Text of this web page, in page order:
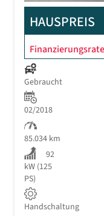
HAUSPREIS
Finanzierungsrate
Gebraucht
02/2018
85.034 km
92
kW (125
PS)
Handschaltung